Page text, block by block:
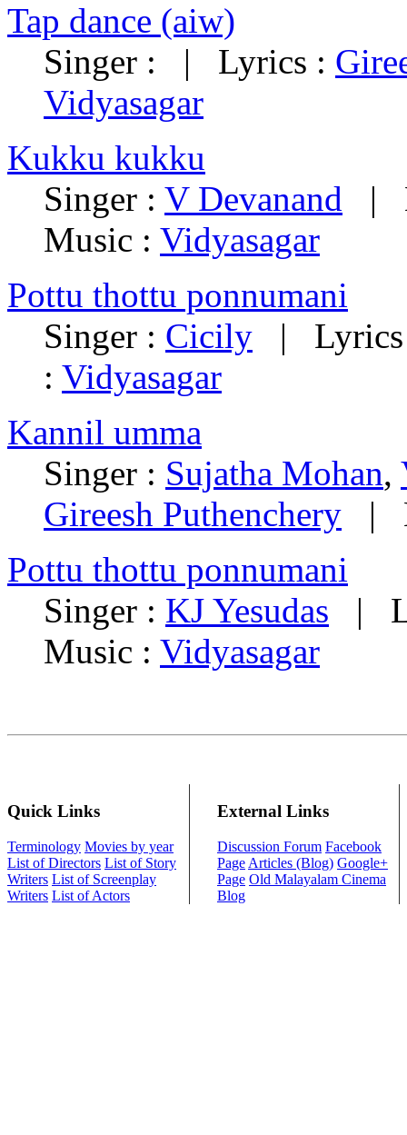
Tap dance (aiw)
Singer : | Lyrics :
Vidyasagar
Kukku kukku
Singer : V Devanand |
Music : Vidyasagar
Pottu thottu ponnumani
Singer : Cicily |
: Vidyasagar
Kannil umma
Singer : Sujatha Mohan,
Gireesh Puthenchery |
Pottu thottu ponnumani
Singer : KJ Yesudas |
Music : Vidyasagar
Quick Links
Terminology Movies by year
List of Directors List of Story
Writers List of Screenplay
Writers List of Actors
External Links
Discussion Forum Facebook
Page Articles (Blog) Google+
Page Old Malayalam Cinema
Blog